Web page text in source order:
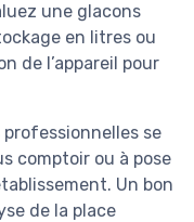
une glacons
en litres ou
de l’appareil pour
se
comptoir ou à pose
Un bon
de la place